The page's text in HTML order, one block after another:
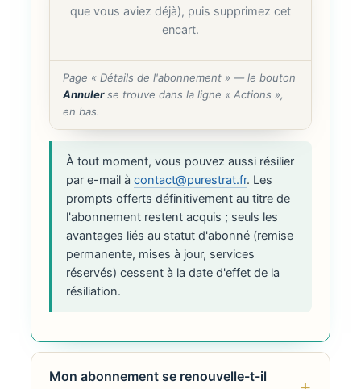
que vous aviez déjà), puis supprimez cet
encart.
Page « Détails de l'abonnement » — le bouton
Annulerse trouve dans la ligne « Actions »,
en bas.
À tout moment, vous pouvez aussi résilier
par e-mail à contact@purestrat.fr. Les
prompts offerts définitivement au titre de
l'abonnement restent acquis ; seuls les
avantages liés au statut d'abonné (remise
permanente, mises à jour, services
réservés) cessent à la date d'effet de la
résiliation.
Mon abonnement se renouvelle-t-il